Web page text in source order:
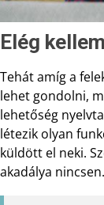
Elég
Tehát amíg a
lehet gondolni,
lehetőség
létezik olyan
küldött el neki.
akadálya nincsen.